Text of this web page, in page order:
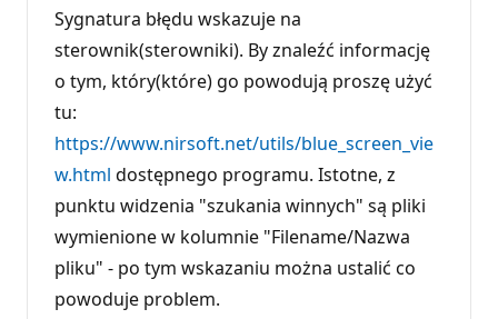
t
y
r
e
p
u
c
i
Sygnatura błędu wskazuje na
sterownik(sterowniki). By znaleźć informację
o tym, który(które) go powodują proszę użyć
tu:
https://www.nirsoft.net/utils/blue_screen_vie
w.html dostępnego programu. Istotne, z
punktu widzenia "szukania winnych" są pliki
wymienione w kolumnie "Filename/Nazwa
pliku" - po tym wskazaniu można ustalić co
powoduje problem.